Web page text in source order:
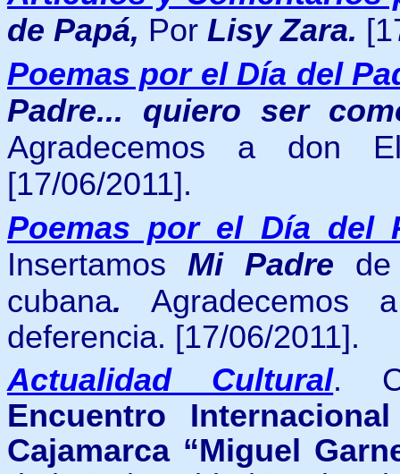
de Papá, Por Lisy Zara.
Poemas por el Día del
Padre... quiero ser
Agradecemos a don
[17/06/2011].
Poemas por el Día del
Insertamos Mi Padre
cubana.
deferencia. [17/06/2011].
Actualidad Cultural.
Encuentro
Cajamarca “Miguel